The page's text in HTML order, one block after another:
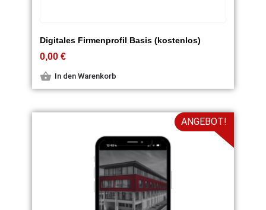
Digitales Firmenprofil Basis (kostenlos)
0,00€
In den Warenkorb
ANGEBOT!